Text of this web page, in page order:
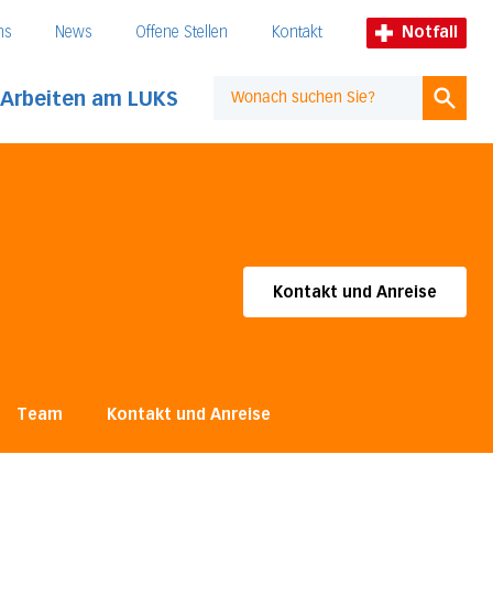
News Offene Stellen Kontakt Notfall
Arbeiten am LUKS
Kontakt und Anreise
Team Kontakt und Anreise